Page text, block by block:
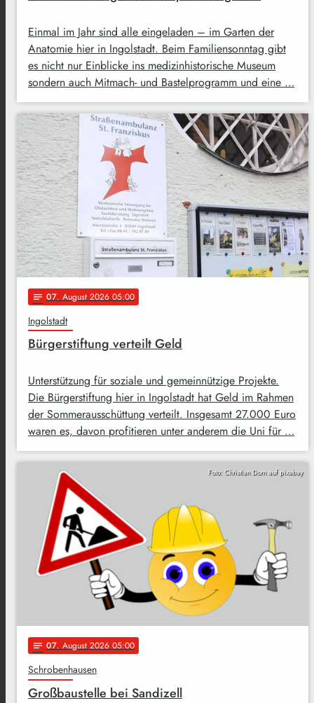
Einmal im Jahr sind alle eingeladen – im Garten der
Anatomie hier in Ingolstadt. Beim Familiensonntag gibt
es nicht nur Einblicke ins medizinhistorische Museum
sondern auch Mitmach- und Bastelprogramm und eine …
notes 07. August 2026 05:00
Ingolstadt
Bürgerstiftung verteilt Geld
Unterstützung für soziale und gemeinnützige Projekte.
Die Bürgerstiftung hier in Ingolstadt hat Geld im Rahmen
der Sommerausschüttung verteilt. Insgesamt 27.000 Euro
waren es, davon profitieren unter anderem die Uni für …
Foto: Christian Dorn auf pixabay
notes 07. August 2026 05:00
Schrobenhausen
Großbaustelle bei Sandizell